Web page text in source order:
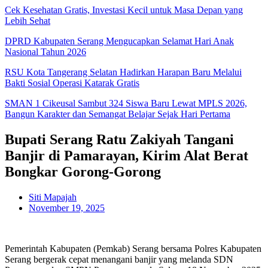
Cek Kesehatan Gratis, Investasi Kecil untuk Masa Depan yang
Lebih Sehat
DPRD Kabupaten Serang Mengucapkan Selamat Hari Anak
Nasional Tahun 2026
RSU Kota Tangerang Selatan Hadirkan Harapan Baru Melalui
Bakti Sosial Operasi Katarak Gratis
SMAN 1 Cikeusal Sambut 324 Siswa Baru Lewat MPLS 2026,
Bangun Karakter dan Semangat Belajar Sejak Hari Pertama
Bupati Serang Ratu Zakiyah Tangani
Banjir di Pamarayan, Kirim Alat Berat
Bongkar Gorong-Gorong
Siti Mapajah
November 19, 2025
Pemerintah Kabupaten (Pemkab) Serang bersama Polres Kabupaten
Serang bergerak cepat menangani banjir yang melanda SDN